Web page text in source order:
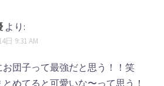
より:
日 9:31 AM
お団子って最強だと思う！！笑
めてると可愛いな〜って思う！